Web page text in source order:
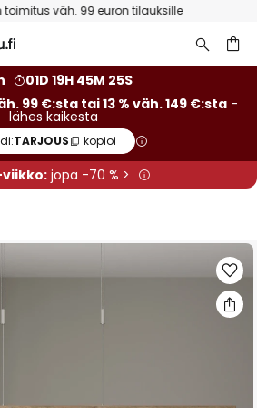
toimitus väh. 99 euron tilauksille
01D 19H 45M 24S
99 €:sta tai 13 % väh. 149 €:sta -
lähes kaikesta
TARJOUS kopioi
jopa -70 % >